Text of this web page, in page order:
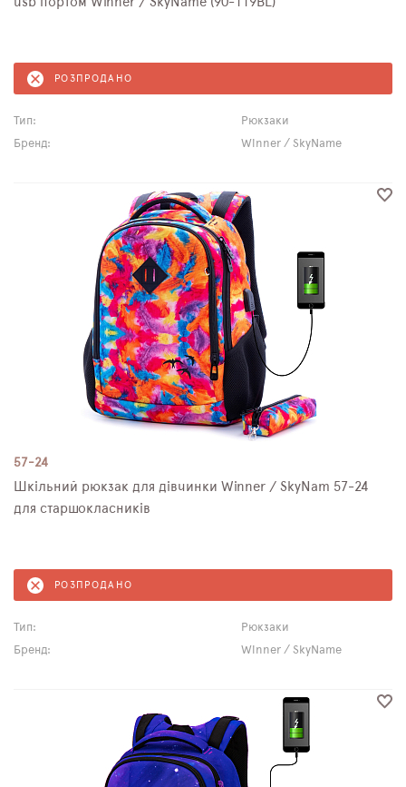
РОЗПРОДАНО
Тип:
Рюкзаки
Бренд:
Winner / SkyName
57-24
Шкільний рюкзак для дівчинки Winner / SkyNam 57-24
для старшокласників
РОЗПРОДАНО
Тип:
Рюкзаки
Бренд:
Winner / SkyName